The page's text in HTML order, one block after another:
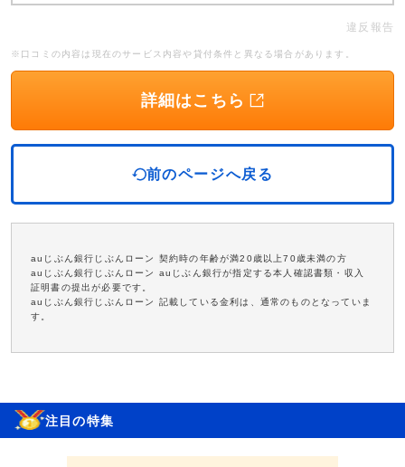
違反報告
※口コミの内容は現在のサービス内容や貸付条件と異なる場合があります。
詳細はこちら
前のページへ戻る
auじぶん銀行じぶんローン 契約時の年齢が満20歳以上70歳未満の方
auじぶん銀行じぶんローン auじぶん銀行が指定する本人確認書類・収入
証明書の提出が必要です。
auじぶん銀行じぶんローン 記載している金利は、通常のものとなっていま
す。
注目の特集